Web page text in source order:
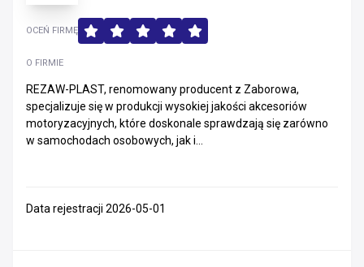
O FIRMIE
REZAW-PLAST, renomowany producent z Zaborowa,
specjalizuje się w produkcji wysokiej jakości akcesoriów
motoryzacyjnych, które doskonale sprawdzają się zarówno
w samochodach osobowych, jak i...
OCEŃ FIRMĘ
Data rejestracji 2026-05-01